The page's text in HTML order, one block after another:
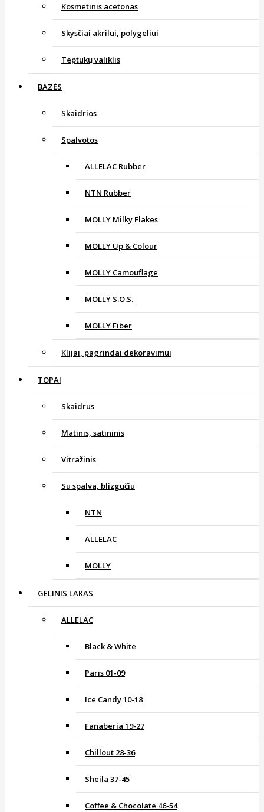
Kosmetinis acetonas
Skysčiai akrilui, polygeliui
Teptukų valiklis
BAZĖS
Skaidrios
Spalvotos
ALLELAC Rubber
NTN Rubber
MOLLY Milky Flakes
MOLLY Up & Colour
MOLLY Camouflage
MOLLY S.O.S.
MOLLY Fiber
Klijai, pagrindai dekoravimui
TOPAI
Skaidrus
Matinis, satininis
Vitražinis
Su spalva, blizgučiu
NTN
ALLELAC
MOLLY
GELINIS LAKAS
ALLELAC
Black & White
Paris 01-09
Ice Candy 10-18
Fanaberia 19-27
Chillout 28-36
Sheila 37-45
Coffee & Chocolate 46-54